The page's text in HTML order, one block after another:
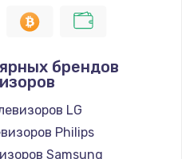
брендов
LG
Philips
Samsung